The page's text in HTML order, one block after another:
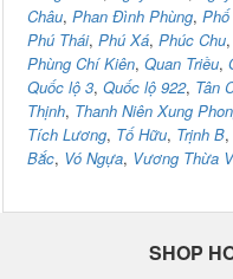
Châu, Phan Đình Phùng,
Phú Thái, Phú Xá, Phúc Chu,
Phùng Chí Kiên, Quan Triều,
Quốc lộ 3, Quốc lộ 922, Tân
Thịnh, Thanh Niên Xung
Tích Lương, Tố Hữu, Trịnh B,
Bắc, Vó Ngựa, Vương Thừa
SHOP